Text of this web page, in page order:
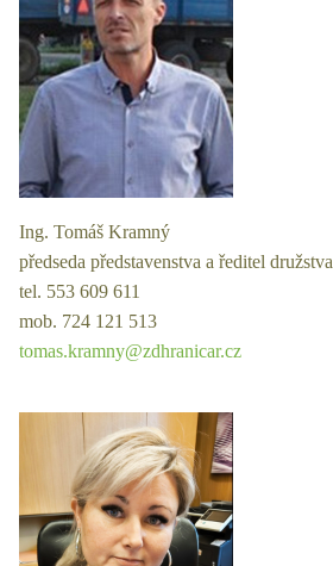
Ing. Tomáš Kramný
předseda představenstva a ředitel družstva
tel. 553 609 611
mob. 724 121 513
tomas.kramny@zdhranicar.cz